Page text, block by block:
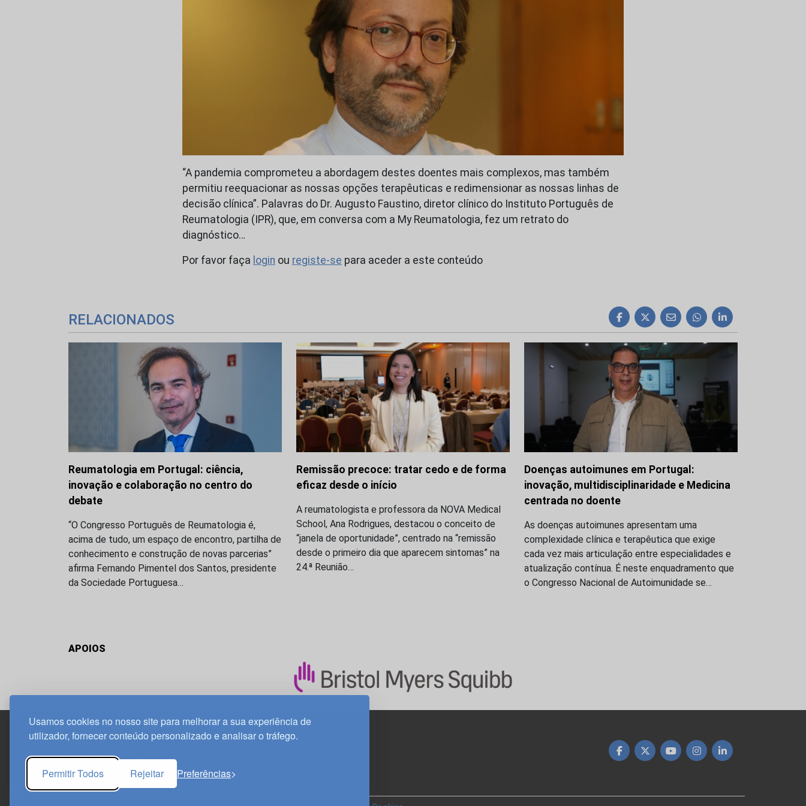
Usamos cookies no nosso site para melhorar a sua experiência de
utilizador, fornecer conteúdo personalizado e analisar o tráfego.
Permitir Todos Rejeitar Preferências
“A pandemia comprometeu a abordagem destes doentes mais complexos, mas também
permitiu reequacionar as nossas opções terapêuticas e redimensionar as nossas linhas de
decisão clínica”. Palavras do Dr. Augusto Faustino, diretor clínico do Instituto Português de
Reumatologia (IPR), que, em conversa com a My Reumatologia, fez um retrato do
diagnóstico…
Por favor faça login ou registe-se para aceder a este conteúdo
RELACIONADOS
Reumatologia em Portugal: ciência,
inovação e colaboração no centro do
debate
“O Congresso Português de Reumatologia é,
acima de tudo, um espaço de encontro, partilha de
conhecimento e construção de novas parcerias”
afirma Fernando Pimentel dos Santos, presidente
da Sociedade Portuguesa…
Remissão precoce: tratar cedo e de forma
eficaz desde o início
A reumatologista e professora da NOVA Medical
School, Ana Rodrigues, destacou o conceito de
“janela de oportunidade”, centrado na “remissão
desde o primeiro dia que aparecem sintomas” na
24.ª Reunião…
Doenças autoimunes em Portugal:
inovação, multidisciplinaridade e Medicina
centrada no doente
As doenças autoimunes apresentam uma
complexidade clínica e terapêutica que exige
cada vez mais articulação entre especialidades e
atualização contínua. É neste enquadramento que
o Congresso Nacional de Autoimunidade se…
APOIOS
1800-282 Lisboa | Portugal
21 850 40 65